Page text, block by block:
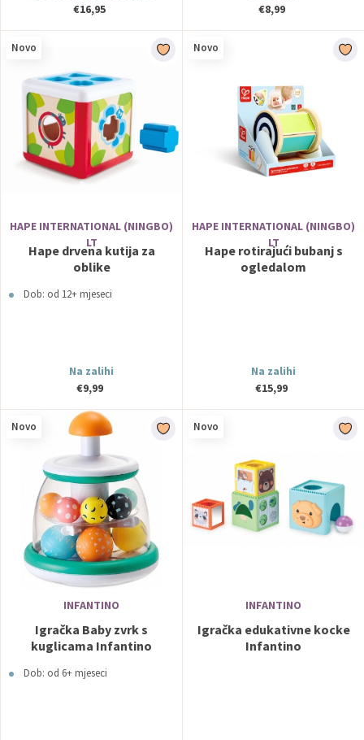
€16,95
€8,99
Novo
HAPE INTERNATIONAL (NINGBO)
LT
Hape drvena kutija za
oblike
Dob: od 12+ mjeseci
Na zalihi
€9,99
Novo
HAPE INTERNATIONAL (NINGBO)
LT
Hape rotirajući bubanj s
ogledalom
Na zalihi
€15,99
Novo
INFANTINO
Igračka Baby zvrk s
kuglicama Infantino
Dob: od 6+ mjeseci
Novo
INFANTINO
Igračka edukativne kocke
Infantino